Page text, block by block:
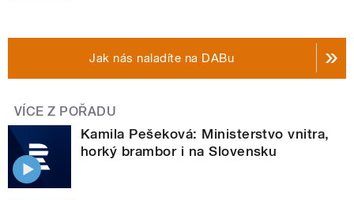
Jak nás naladíte na DABu
VÍCE Z POŘADU
Kamila Pešeková: Ministerstvo vnitra,
horký brambor i na Slovensku